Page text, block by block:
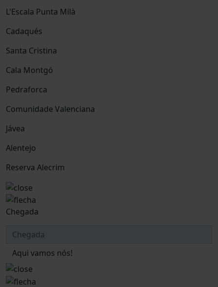
L'Escala Punta Milà
Cadaqués
Santa Cristina
Cala Montgó
Pedraforca
Comunidade Valenciana
Jávea
Alentejo
Reserva Alecrim
Chegada
Aqui vamos nós!